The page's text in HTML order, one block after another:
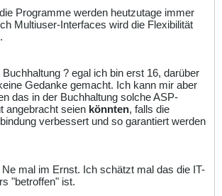
Programme werden heutzutage immer
Multiuser-Interfaces wird die Flexibilität
? egal ich bin erst 16, darüber
Gedanke gemacht. Ich kann mir aber
das in der Buchhaltung solche ASP-
angebracht seien könnten, falls die
verbessert und so garantiert werden
mal im Ernst. Ich schätzt mal das die IT-
"betroffen" ist.